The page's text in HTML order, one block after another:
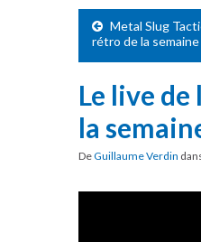
Metal Slug
rétro de la semaine
Le live
la
DeGuillaume Verdin